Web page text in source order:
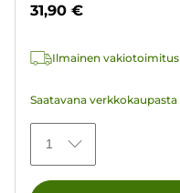
152
31,90 €
Ilmainen vakiotoimitus
Saatavana verkkokaupasta
1